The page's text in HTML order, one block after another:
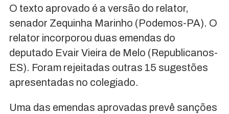
O texto aprovado é a versão do relator,
senador Zequinha Marinho (Podemos-PA). O
relator incorporou duas emendas do
deputado Evair Vieira de Melo (Republicanos-
ES). Foram rejeitadas outras 15 sugestões
apresentadas no colegiado.
Uma das emendas aprovadas prevê sanções